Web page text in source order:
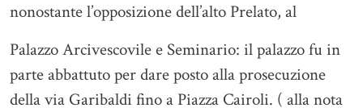
nonostante l’opposizione dell’alto Prelato, al
Palazzo Arcivescovile e Seminario: il palazzo fu in
parte abbattuto per dare posto alla prosecuzione
della via Garibaldi fino a Piazza Cairoli. ( alla nota